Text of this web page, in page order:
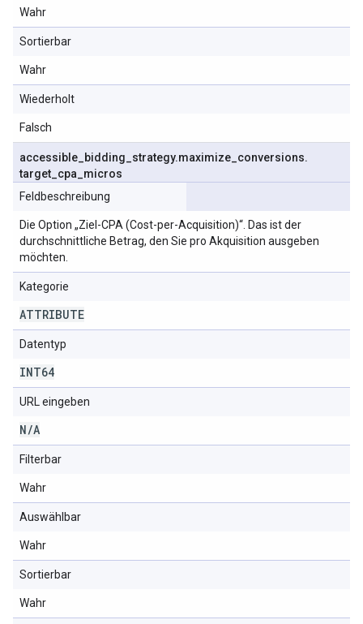
Wahr
Sortierbar
Wahr
Wiederholt
Falsch
accessible bidding strategy.maximize conversions.
target cpa
micros
Feldbeschreibung
Die Option „Ziel-CPA (Cost-per-Acquisition)“. Das ist der
durchschnittliche Betrag, den Sie pro Akquisition ausgeben
möchten.
Kategorie
ATTRIBUTE
Datentyp
INT64
URL eingeben
N/A
Filterbar
Wahr
Auswählbar
Wahr
Sortierbar
Wahr